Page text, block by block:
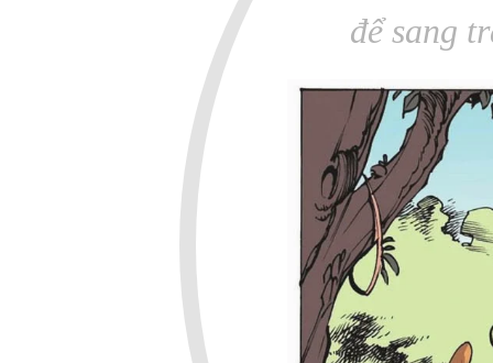
để sang